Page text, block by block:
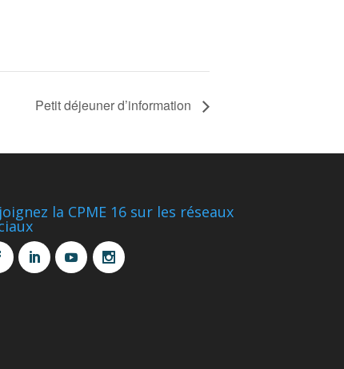
Petit déjeuner d’information
la CPME 16 sur les réseaux